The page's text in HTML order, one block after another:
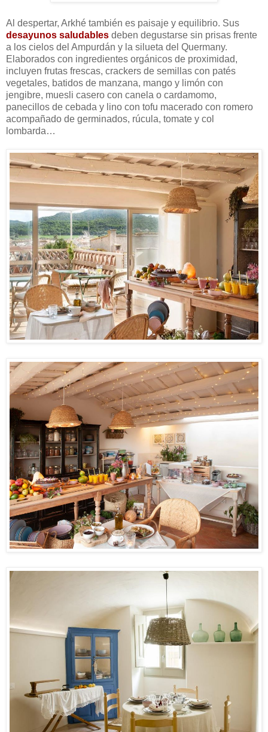
Al despertar, Arkhé también es paisaje y equilibrio. Sus
desayunos saludables deben degustarse sin prisas frente
a los cielos del Ampurdán y la silueta del Quermany.
Elaborados con ingredientes orgánicos de proximidad,
incluyen frutas frescas, crackers de semillas con patés
vegetales, batidos de manzana, mango y limón con
jengibre, muesli casero con canela o cardamomo,
panecillos de cebada y lino con tofu macerado con romero
acompañado de germinados, rúcula, tomate y col
lombarda…